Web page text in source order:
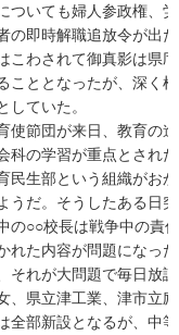
ついても婦人参政権、
の即時解職追放令が出
こわされて御真影は県
こととなったが、深く
ていた。
使節団が来日、教育の
科の学習が重点とされ
民生部という組織がお
うだ。そうしたある日
の○○校長は戦争中の責
れた内容が問題になっ
それが大問題で毎日放
、県立津工業、津市立
全部新設となるが、中